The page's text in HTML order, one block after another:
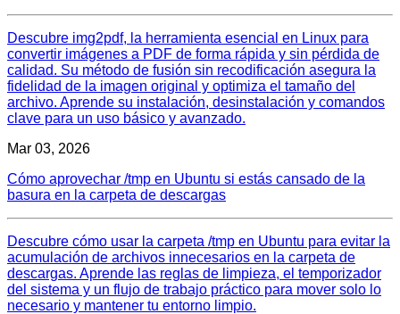
Descubre img2pdf, la herramienta esencial en Linux para
convertir imágenes a PDF de forma rápida y sin pérdida de
calidad. Su método de fusión sin recodificación asegura la
fidelidad de la imagen original y optimiza el tamaño del
archivo. Aprende su instalación, desinstalación y comandos
clave para un uso básico y avanzado.
Mar 03, 2026
Cómo aprovechar /tmp en Ubuntu si estás cansado de la
basura en la carpeta de descargas
Descubre cómo usar la carpeta /tmp en Ubuntu para evitar la
acumulación de archivos innecesarios en la carpeta de
descargas. Aprende las reglas de limpieza, el temporizador
del sistema y un flujo de trabajo práctico para mover solo lo
necesario y mantener tu entorno limpio.